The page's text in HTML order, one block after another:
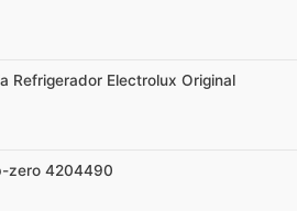
Refrigerador Electrolux Original
zero 4204490